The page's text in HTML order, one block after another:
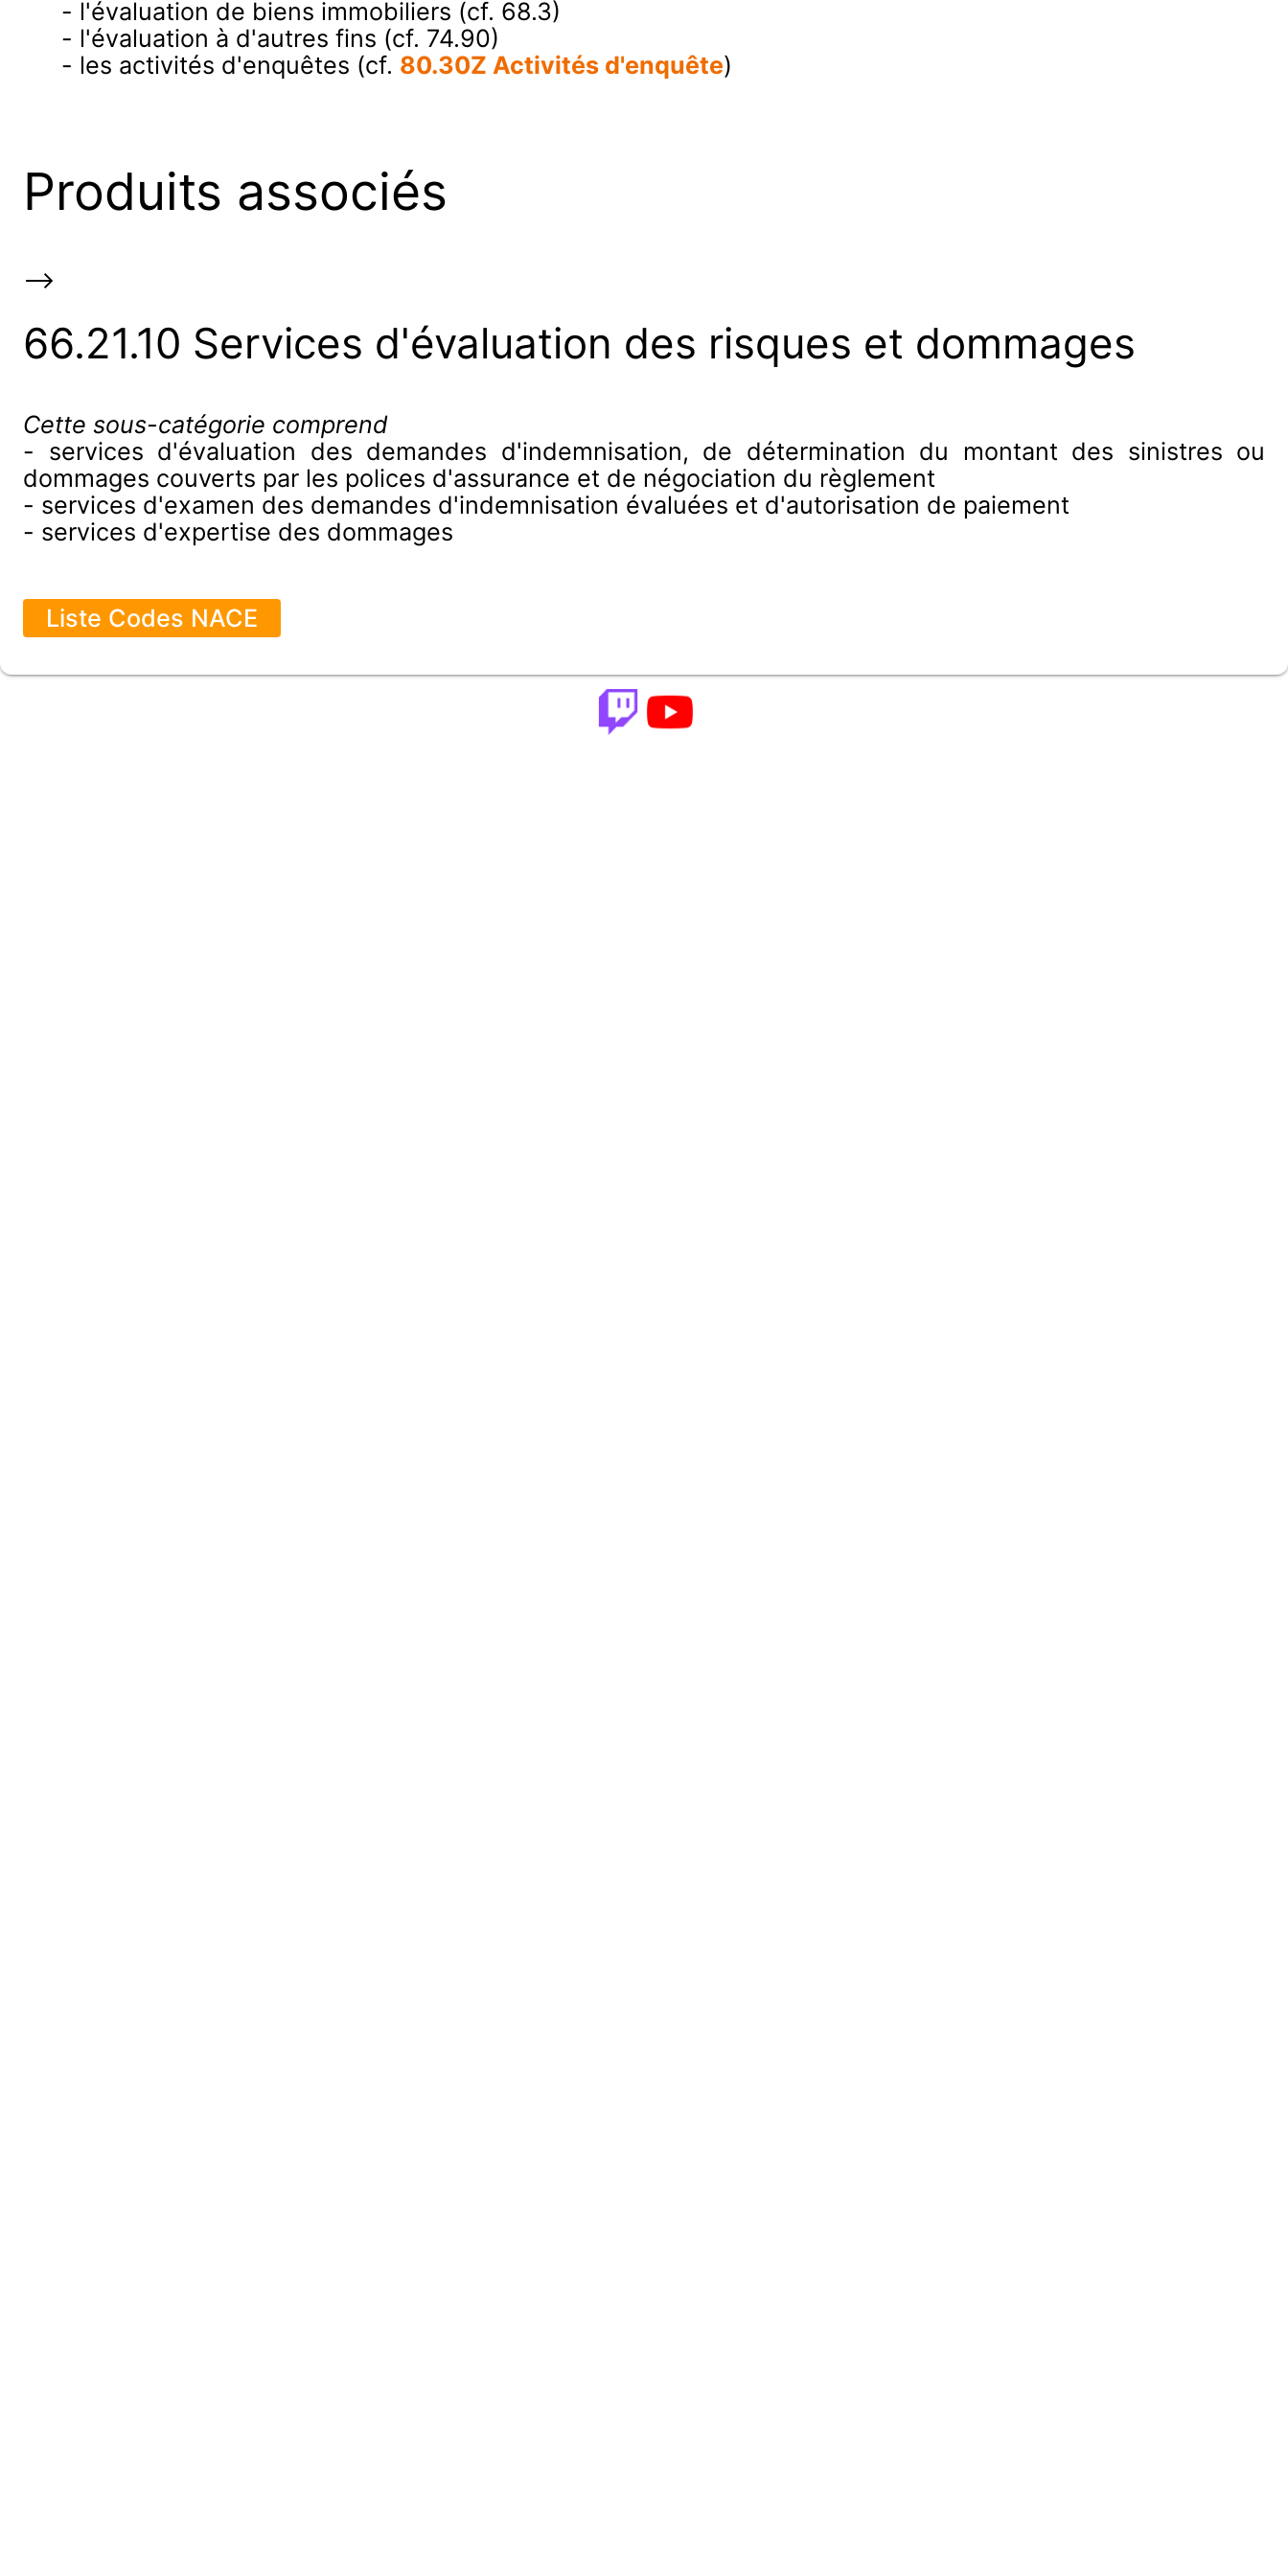
- l'évaluation de biens immobiliers (cf. 68.3)
- l'évaluation à d'autres fins (cf. 74.90)
- les activités d'enquêtes (cf. 80.30Z Activités d'enquête)
Produits associés
-->
66.21.10 Services d'évaluation des risques et dommages
Cette sous-catégorie comprend
- services d'évaluation des demandes d'indemnisation, de détermination du montant des sinistres ou
dommages couverts par les polices d'assurance et de négociation du règlement
- services d'examen des demandes d'indemnisation évaluées et d'autorisation de paiement
- services d'expertise des dommages
Liste Codes NACE